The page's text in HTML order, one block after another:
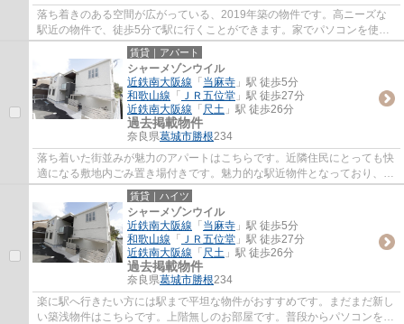
落ち着きのある空間が広がっている、2019年築の物件です。高ニーズな
駅近の物件で、徒歩5分で駅に行くことができます。家でパソコンを使う
人にぜひご検討いただきたいインターネット有...
賃貸｜アパート
シャーメゾンウイル
近鉄南大阪線 「 当麻寺 」駅 徒歩5分
和歌山線 「 ＪＲ五位堂 」駅 徒歩27分
近鉄南大阪線 「 尺土 」駅 徒歩26分
過去掲載物件
奈良県葛城市勝根234
落ち着いた街並みが魅力のアパートはこちらです。近隣住民にとっても快
適になる敷地内ごみ置き場付きです。魅力的な駅近物件となっており、徒
歩5分でアクセス可能です。自転車をよく使...
賃貸｜ハイツ
シャーメゾンウイル
近鉄南大阪線 「 当麻寺 」駅 徒歩5分
和歌山線 「 ＪＲ五位堂 」駅 徒歩27分
近鉄南大阪線 「 尺土 」駅 徒歩26分
過去掲載物件
奈良県葛城市勝根234
楽に駅へ行きたい方には駅まで平坦な物件がおすすめです。まだまだ新し
い築浅物件はこちらです。上階無しのお部屋です。普段からパソコンを使